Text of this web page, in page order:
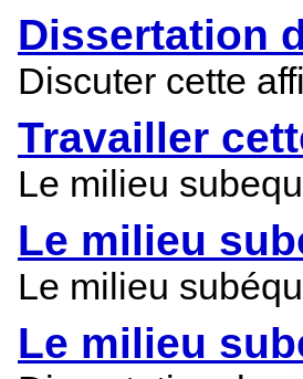
Dissertation
Discuter cette
Travailler
Le milieu
Le milieu
Le milieu
Le milieu